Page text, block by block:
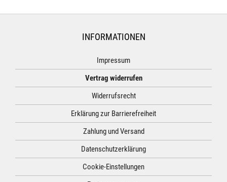
INFORMATIONEN
Impressum
Vertrag widerrufen
Widerrufsrecht
Erklärung zur Barrierefreiheit
Zahlung und Versand
Datenschutzerklärung
Cookie-Einstellungen